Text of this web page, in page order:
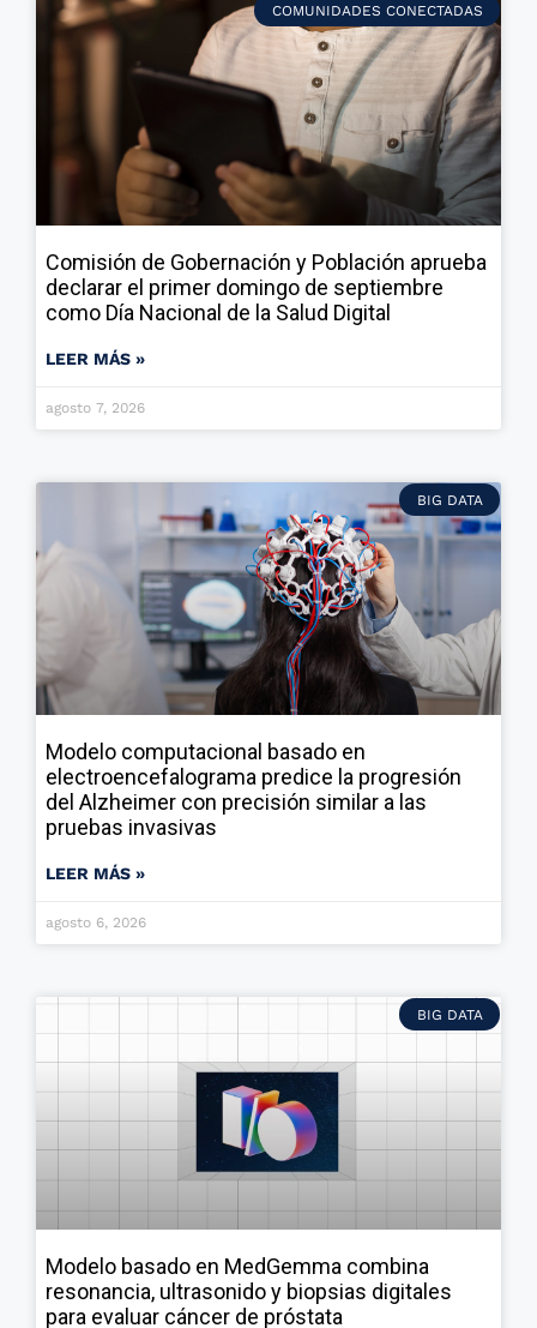
COMUNIDADES CONECTADAS
Comisión de Gobernación y Población aprueba
declarar el primer domingo de septiembre
como Día Nacional de la Salud Digital
LEER MÁS »
agosto 7, 2026
BIG DATA
Modelo computacional basado en
electroencefalograma predice la progresión
del Alzheimer con precisión similar a las
pruebas invasivas
LEER MÁS »
agosto 6, 2026
BIG DATA
Modelo basado en MedGemma combina
resonancia, ultrasonido y biopsias digitales
para evaluar cáncer de próstata